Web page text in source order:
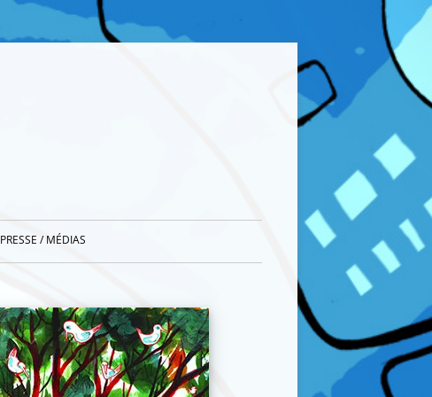
PRESSE / MÉDIAS